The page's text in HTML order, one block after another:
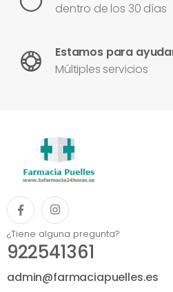
dentro de los 30 días
Estamos para
Múltiples servicios
¿Tiene alguna pregunta?
922541361
admin@farmaciapuelles.es